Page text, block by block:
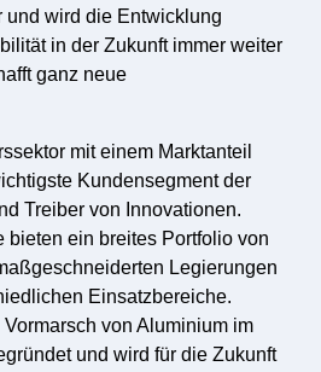
und wird die Entwicklung
in der Zukunft immer weiter
ganz neue
mit einem Marktanteil
Kundensegment der
Treiber von Innovationen.
bieten ein breites Portfolio von
Legierungen
Einsatzbereiche.
von Aluminium im
und wird für die Zukunft